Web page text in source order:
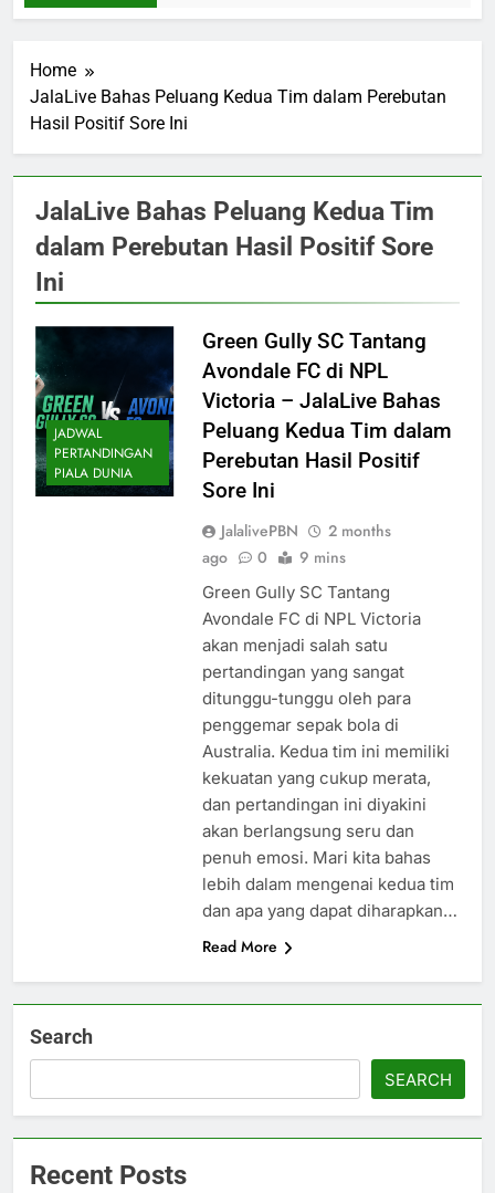
Home
JalaLive Bahas Peluang Kedua Tim dalam Perebutan
Hasil Positif Sore Ini
JalaLive Bahas Peluang Kedua Tim
dalam Perebutan Hasil Positif Sore
Ini
JADWAL
PERTANDINGAN
PIALA DUNIA
Green Gully SC Tantang
Avondale FC di NPL
Victoria – JalaLive Bahas
Peluang Kedua Tim dalam
Perebutan Hasil Positif
Sore Ini
JalalivePBN
2 months
ago
0 9 mins
Green Gully SC Tantang
Avondale FC di NPL Victoria
akan menjadi salah satu
pertandingan yang sangat
ditunggu-tunggu oleh para
penggemar sepak bola di
Australia. Kedua tim ini memiliki
kekuatan yang cukup merata,
dan pertandingan ini diyakini
akan berlangsung seru dan
penuh emosi. Mari kita bahas
lebih dalam mengenai kedua tim
dan apa yang dapat diharapkan…
Read More
Search
SEARCH
Recent Posts